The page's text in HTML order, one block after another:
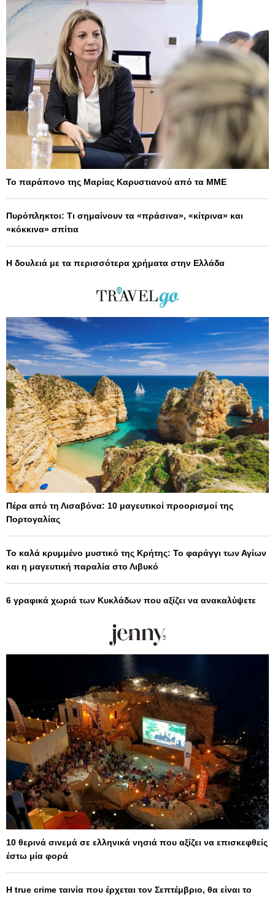
Το παράπονο της Μαρίας Καρυστιανού από τα ΜΜΕ
Πυρόπληκτοι: Τι σημαίνουν τα «πράσινα», «κίτρινα» και
«κόκκινα» σπίτια
Η δουλειά με τα περισσότερα χρήματα στην Ελλάδα
Πέρα από τη Λισαβόνα: 10 μαγευτικοί προορισμοί της
Πορτογαλίας
Το καλά κρυμμένο μυστικό της Κρήτης: Το φαράγγι των Αγίων
και η μαγευτική παραλία στο Λιβυκό
6 γραφικά χωριά των Κυκλάδων που αξίζει να ανακαλύψετε
10 θερινά σινεμά σε ελληνικά νησιά που αξίζει να επισκεφθείς
έστω μία φορά
Η true crime ταινία που έρχεται τον Σεπτέμβριο, θα είναι το